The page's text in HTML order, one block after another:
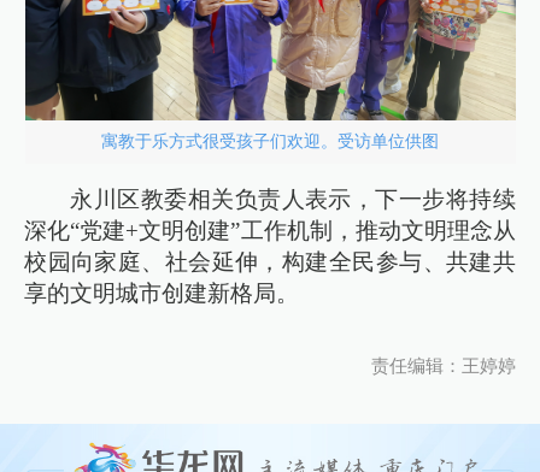
寓教于乐方式很受孩子们欢迎。受访单位供图
永川区教委相关负责人表示，下一步将持续
深化“党建+文明创建”工作机制，推动文明理念从
校园向家庭、社会延伸，构建全民参与、共建共
享的文明城市创建新格局。
责任编辑：王婷婷